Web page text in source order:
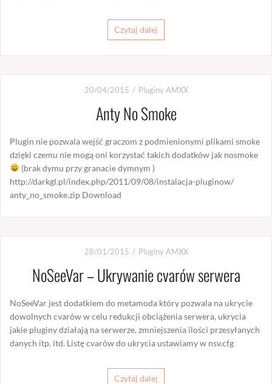
Czytaj dalej
20/04/2015 Pluginy AMXX
Anty No Smoke
Plugin nie pozwala wejść graczom z podmienionymi plikami smoke
dzięki czemu nie mogą oni korzystać takich dodatków jak nosmoke
(brak dymu przy granacie dymnym )
http://darkgl.pl/index.php/2011/09/08/instalacja-pluginow/
anty_no_smoke.zip Download
28/01/2015 Pluginy AMXX
NoSeeVar – Ukrywanie cvarów serwera
NoSeeVar jest dodatkiem do metamoda który pozwala na ukrycie
dowolnych cvarów w celu redukcji obciążenia serwera, ukrycia
jakie pluginy działają na serwerze, zmniejszenia ilości przesyłanych
danych itp. itd. Listę cvarów do ukrycia ustawiamy w nsv.cfg
Czytaj dalej